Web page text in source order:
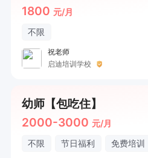
1800 元/月
不限
祝老师
启迪培训学校
幼师【包吃住】
2000-3000 元/月
不限 节日福利 免费培训